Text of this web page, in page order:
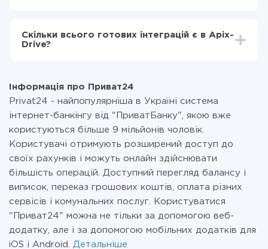
Ви оплачуєте лише кількість даних, які за фактом
передаються з однієї вашої системи в іншу через
при необхідності. Детальніше про
Скільки всього готових інтеграцій є в Apix-
Drive?
Інформація про Приват24
Privat24 - найпопулярніша в Україні система
інтернет-банкінгу від "ПриватБанку", якою вже
користуються більше 9 мільйонів чоловік.
Користувачі отримують розширений доступ до
своїх рахунків і можуть онлайн здійснювати
більшість операцій. Доступний перегляд балансу і
виписок, переказ грошових коштів, оплата різних
сервісів і комунальних послуг. Користуватися
"Приват24" можна не тільки за допомогою веб-
додатку, але і за допомогою мобільних додатків для
iOS і Android. Детальніше